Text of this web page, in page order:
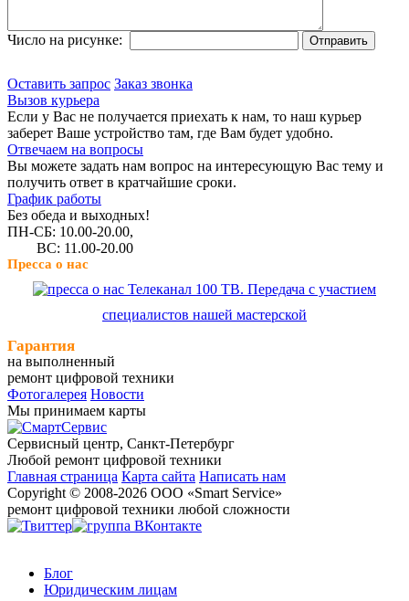
Число на рисунке:
Оставить запрос Заказ звонка
Вызов курьера
Если у Вас не получается приехать к нам, то наш курьер
заберет Ваше устройство там, где Вам будет удобно.
Отвечаем на вопросы
Вы можете задать нам вопрос на интересующую Вас тему и
получить ответ в кратчайшие сроки.
График работы
Без обеда и выходных!
ПН-СБ: 10.00-20.00,
ВС: 11.00-20.00
Пресса о нас
Телеканал 100 ТВ. Передача с участием
специалистов нашей мастерской
Гарантия
на выполненный
ремонт цифровой техники
Фотогалерея Новости
Мы принимаем карты
Сервисный центр, Cанкт-Петербург
Любой ремонт цифровой техники
Главная страница Карта сайта Написать нам
Copyright © 2008-2026 ООО «Smart Service»
ремонт цифровой техники любой сложности
Блог
Юридическим лицам